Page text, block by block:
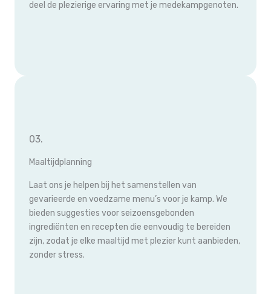
deel de plezierige ervaring met je medekampgenoten.
03.
Maaltijdplanning
Laat ons je helpen bij het samenstellen van
gevarieerde en voedzame menu’s voor je kamp. We
bieden suggesties voor seizoensgebonden
ingrediënten en recepten die eenvoudig te bereiden
zijn, zodat je elke maaltijd met plezier kunt aanbieden,
zonder stress.